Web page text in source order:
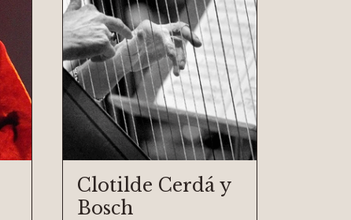
Clotilde Cerdá y
Bosch